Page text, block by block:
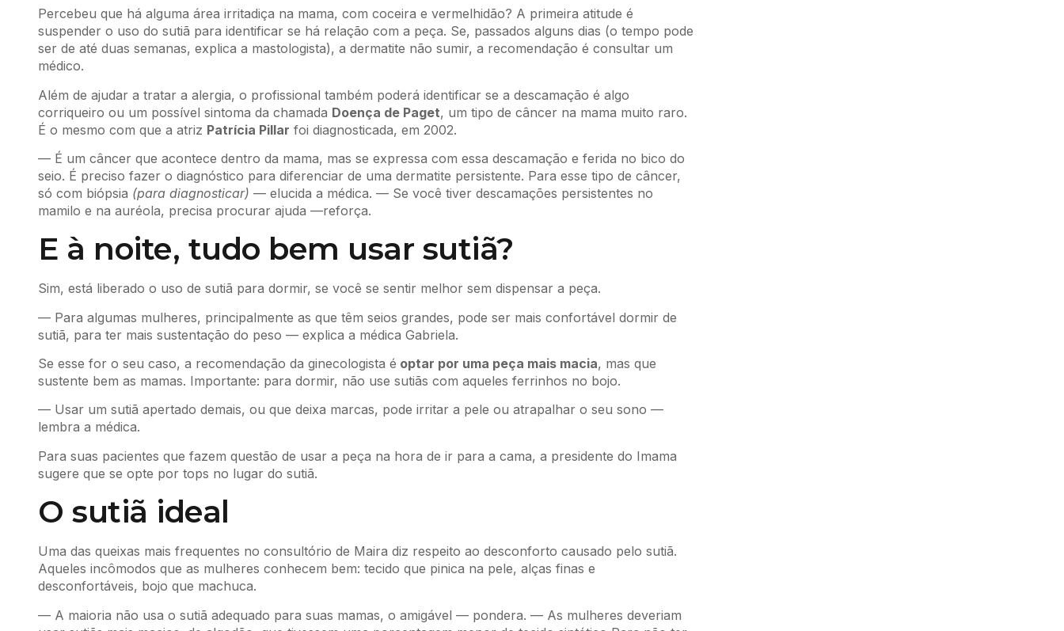
Percebeu que há alguma área irritadiça na mama, com coceira e vermelhidão? A primeira atitude é
suspender o uso do sutiã para identificar se há relação com a peça. Se, passados alguns dias (o tempo pode
ser de até duas semanas, explica a mastologista), a dermatite não sumir, a recomendação é consultar um
médico.
Além de ajudar a tratar a alergia, o profissional também poderá identificar se a descamação é algo
corriqueiro ou um possível sintoma da chamada Doença de Paget, um tipo de câncer na mama muito raro.
É o mesmo com que a atriz Patrícia Pillar foi diagnosticada, em 2002.
— É um câncer que acontece dentro da mama, mas se expressa com essa descamação e ferida no bico do
seio. É preciso fazer o diagnóstico para diferenciar de uma dermatite persistente. Para esse tipo de câncer,
só com biópsia (para diagnosticar) — elucida a médica. — Se você tiver descamações persistentes no
mamilo e na auréola, precisa procurar ajuda —reforça.
E à noite, tudo bem usar sutiã?
Sim, está liberado o uso de sutiã para dormir, se você se sentir melhor sem dispensar a peça.
— Para algumas mulheres, principalmente as que têm seios grandes, pode ser mais confortável dormir de
sutiã, para ter mais sustentação do peso — explica a médica Gabriela.
Se esse for o seu caso, a recomendação da ginecologista é optar por uma peça mais macia, mas que
sustente bem as mamas. Importante: para dormir, não use sutiãs com aqueles ferrinhos no bojo.
— Usar um sutiã apertado demais, ou que deixa marcas, pode irritar a pele ou atrapalhar o seu sono —
lembra a médica.
Para suas pacientes que fazem questão de usar a peça na hora de ir para a cama, a presidente do Imama
sugere que se opte por tops no lugar do sutiã.
O sutiã ideal
Uma das queixas mais frequentes no consultório de Maira diz respeito ao desconforto causado pelo sutiã.
Aqueles incômodos que as mulheres conhecem bem: tecido que pinica na pele, alças finas e
desconfortáveis, bojo que machuca.
— A maioria não usa o sutiã adequado para suas mamas, o amigável — pondera. — As mulheres deveriam